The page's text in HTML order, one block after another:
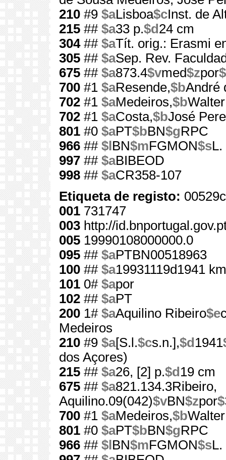
210 #9 $aLisboa$cInst. de
215 ## $a33 p.$d 24 cm
304## $aTít. orig.: Erasmi
305 ## $aSep. Rev.
675 ## $a873.4$vmed$zpor
700 #1 $aResende,$bAndré
702 #1 $aMedeiros,$b
702 #1 $aCosta,$bJosé
801 #0 $aPT$bBN$gRPC
966 ## $l BN$mFGMON$sL.
997 ## $aBIBEOD
998 ## $aCR358-107
Etiqueta de registo:
001 731747
003 http://
005 19990108000000.0
095 ## $aPTBN00518963
100 ## $a19931119d1941
101 0# $apor
102 ## $aPT
200 1# $aAquilino Ribeiro$e
Medeiros
210 #9 $a[S.l.$cs.n.],$d 1941
dos Açores)
215 ## $a26, [2] p.$d 19 cm
675 ## $a821.134.3Ribeiro,
Aquilino.09(042)$vBN$zpor
700 #1 $aMedeiros,$b
801 #0 $aPT$bBN$gRPC
966 ## $l BN$mFGMON$sL.